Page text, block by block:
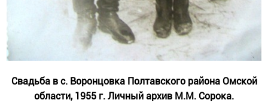
Свадьба в с. Воронцовка Полтавского района Омской
области, 1955 г. Личный архив М.М. Сорока.